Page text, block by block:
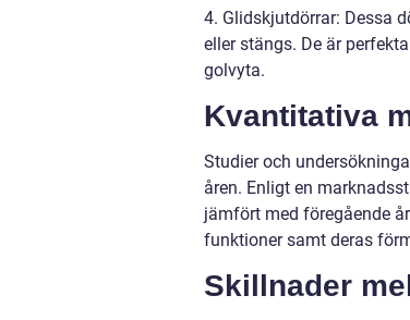
4. Glidskjutdörrar: Dessa
eller stängs. De är
golvyta.
Kvantitativa
Studier och
åren. Enligt en
jämfört med föregående
funktioner samt deras
Skillnader